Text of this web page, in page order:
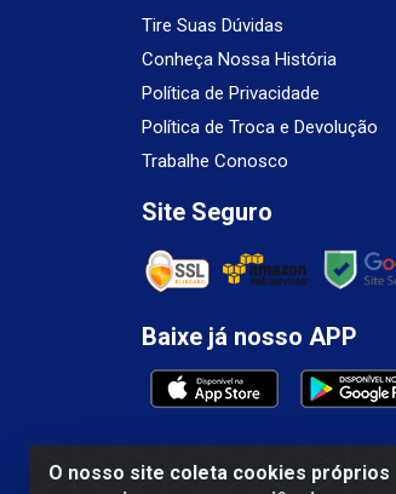
O nosso site coleta cookies
Tire Suas Dúvidas
Conheça Nossa História
Política de Privacidade
Política de Troca e Devolução
Trabalhe Conosco
Site Seguro
Baixe já nosso APP